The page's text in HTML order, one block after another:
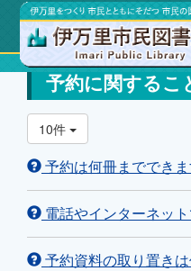
予約に関するこ
10件
予約は何冊までできま
電話やインターネッ
予約資料の取り置き